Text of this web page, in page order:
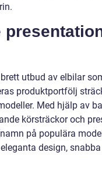
utbud av elbilar
produktportfölj
Med hjälp av
körsträckor och
på populära
design,